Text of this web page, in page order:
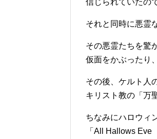
信じられていたの
それと同時に悪霊
その悪霊たちを驚
仮面をかぶったり
その後、ケルト人
キリスト教の「万
ちなみにハロウィ
「All Hallows Eve